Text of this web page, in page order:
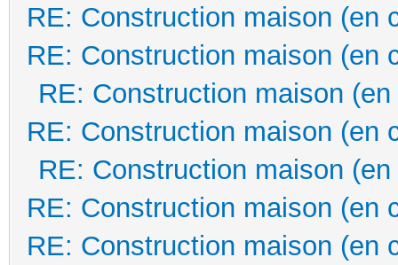
RE: Construction maison (en
RE: Construction maison (en
RE: Construction maison
RE: Construction maison (en
RE: Construction maison
RE: Construction maison (en
RE: Construction maison (en